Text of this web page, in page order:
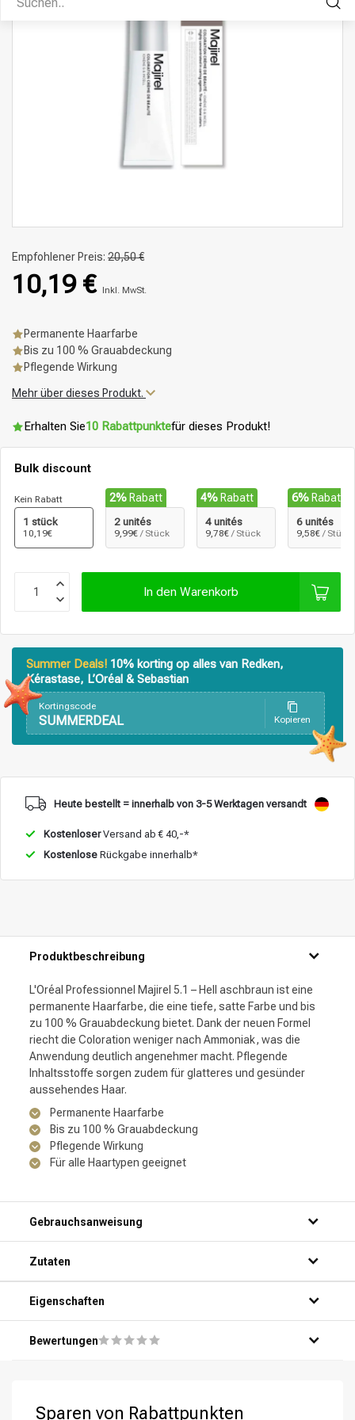
Stylingprodukte Haarfärbung
Empfohlener Preis: 20,50 €
10,19 € Inkl. MwSt.
Permanente Haarfarbe
Bis zu 100 % Grauabdeckung
Pflegende Wirkung
Mehr über dieses Produkt.
Erhalten Sie10 Rabattpunktefür dieses Produkt!
Bulk discount
Kein Rabatt
1 stück
10,19€
2% Rabatt
2 unités
9,99€ / Stück
4% Rabatt
4 unités
9,78€ / Stück
6% Rabatt
6 unités
9,58€ / Stück
In den Warenkorb
Summer Deals! 10% korting op alles van Redken,
Kérastase, L’Oréal & Sebastian
Kortingscode
SUMMERDEAL Kopieren
Heute bestellt = innerhalb von 3-5 Werktagen versandt
KostenloserVersand ab € 40,-*
Kostenlose Rückgabe innerhalb*
Produktbeschreibung
L'Oréal Professionnel Majirel 5.1 – Hell aschbraun ist eine
permanente Haarfarbe, die eine tiefe, satte Farbe und bis
zu 100 % Grauabdeckung bietet. Dank der neuen Formel
riecht die Coloration weniger nach Ammoniak, was die
Anwendung deutlich angenehmer macht. Pflegende
Inhaltsstoffe sorgen zudem für glatteres und gesünder
aussehendes Haar.
Permanente Haarfarbe
Bis zu 100 % Grauabdeckung
Pflegende Wirkung
Für alle Haartypen geeignet
Gebrauchsanweisung
Zutaten
Eigenschaften
Bewertungen
Sparen von Rabattpunkten